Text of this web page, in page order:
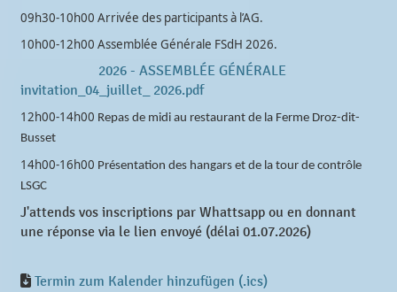
09h30-10h00 Arrivée des participants à l’AG.
10h00-12h00 Assemblée Générale FSdH 2026.
2026 - ASSEMBLÉE GÉNÉRALE
invitation_04_juillet_ 2026.pdf
12h00-14h00 Repas de midi au restaurant de la Ferme Droz-dit-
Busset
14h00-16h00 Présentation des hangars et de la tour de contrôle
LSGC
J'attends vos inscriptions par Whattsapp ou en donnant
une réponse via le lien envoyé (délai 01.07.2026)
Termin zum Kalender hinzufügen (.ics)